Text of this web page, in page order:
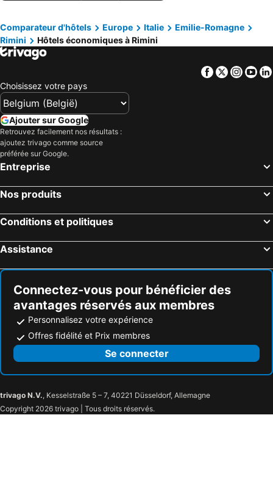
Hotel De Londres
Hotel Rosabianca
Hotel Derby
Hotel Peonia
Hotel Ischia
Club Meeting Hotel
Hotel Acerboli
Hotel Baia Imperiale
Hotel Continental
Hotel Vienna Ostenda
Hotel Gabbiano
Hotel Rubens
Hotel La Gradisca
Hotel Viking
Hotel Ambasciatori
Hotel Vela d'Oro
Hotel Arcade
Hotel Nettunia
i-Suite Hotel
Hotel Card International
Hotel Giulio Cesare
DuoMo Hotel
Hotel Moderno
Hotel Napoleon
Hotel Delizia
Hotel Memory
Hotel Cortina
Hotel Villa Lalla
Comparateur d'hôtels Europe Italie
Emilie-Romagne
Rimini
Hôtels économiques à Rimini
Facebook
Twitter
Choisissez votre pays
Ajouter sur Google
Retrouvez facilement nos résultats :
ajoutez trivago comme source
préférée sur Google.
Entreprise
Nos produits
Conditions et politiques
Assistance
Connectez-vous pour bénéficier des
avantages réservés aux membres
Personnalisez votre expérience
Offres fidélité et Prix membres
Se connecter
trivago N.V., Kesselstraße 5 – 7, 40221 Düsseldorf, Allemagne
Copyright 2026 trivago | Tous droits réservés.